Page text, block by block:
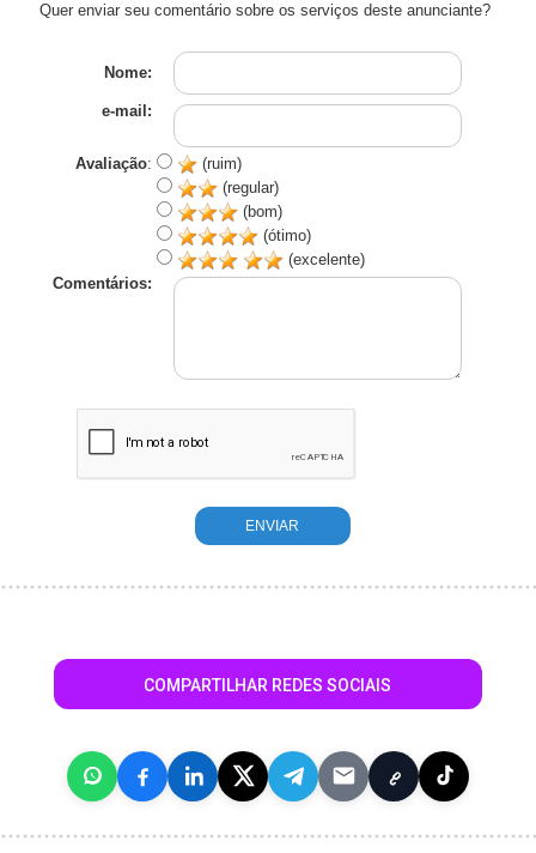
Quer enviar seu comentário sobre os serviços deste anunciante?
Nome:
e-mail:
Avaliação:
(ruim)
(regular)
(bom)
(ótimo)
(excelente)
Comentários:
COMPARTILHAR REDES SOCIAIS